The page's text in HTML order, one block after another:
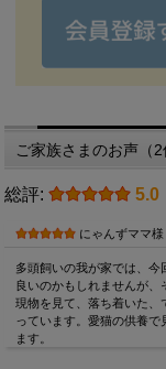
ご家族さまのお声（2
総評: 5.0
にゃんずママ様
多頭飼いの我が家では、今
良いのかもしれませんが、
現物を見て、落ち着いた、
っています。愛猫の供養
ます。